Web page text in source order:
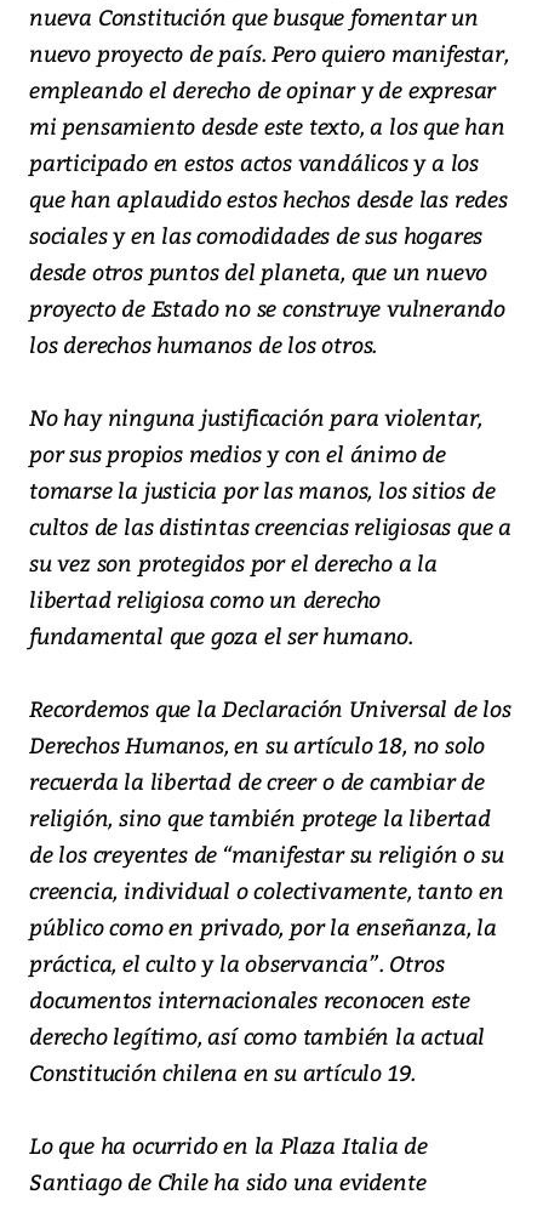
nueva Constitución que busque fomentar un
nuevo proyecto de país. Pero quiero manifestar,
empleando el derecho de opinar y de expresar
mi pensamiento desde este texto, a los que han
participado en estos actos vandálicos y a los
que han aplaudido estos hechos desde las redes
sociales y en las comodidades de sus hogares
desde otros puntos del planeta, que un nuevo
proyecto de Estado no se construye vulnerando
los derechos humanos de los otros.
No hay ninguna justificación para violentar,
por sus propios medios y con el ánimo de
tomarse la justicia por las manos, los sitios de
cultos de las distintas creencias religiosas que a
su vez son protegidos por el derecho a la
libertad religiosa como un derecho
fundamental que goza el ser humano.
Recordemos que la Declaración Universal de los
Derechos Humanos, en su artículo 18, no solo
recuerda la libertad de creer o de cambiar de
religión, sino que también protege la libertad
de los creyentes de “manifestar su religión o su
creencia, individual o colectivamente, tanto en
público como en privado, por la enseñanza, la
práctica, el culto y la observancia”. Otros
documentos internacionales reconocen este
derecho legítimo, así como también la actual
Constitución chilena en su artículo 19.
Lo que ha ocurrido en la Plaza Italia de
Santiago de Chile ha sido una evidente